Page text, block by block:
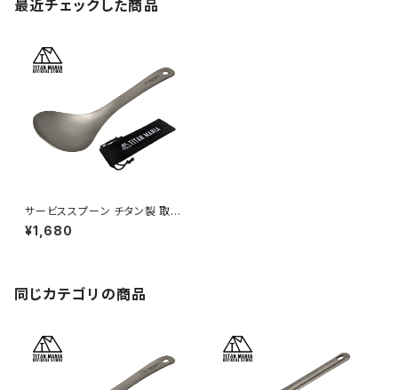
最近チェックした商品
サービススプーン チタン製 取り
分け スプーン たっぷりすくえる
軽量 頑丈 直火 サービングスプ
品 収納袋付き
¥1,680
同じカテゴリの商品